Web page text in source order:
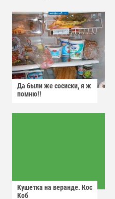
Да были же сосиски, я ж
помню!!
Кушетка на веранде. Кос
Коб